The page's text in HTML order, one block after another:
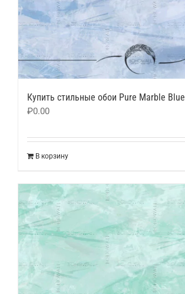
Купить стильные обои Pure Marble Blue
₽0.00
В корзину